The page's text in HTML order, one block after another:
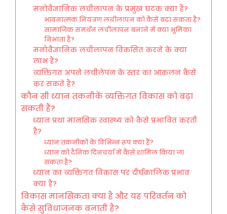
मनोवैज्ञानिक लचीलापन के प्रमुख घटक क्या हैं?
भावनात्मक नियंत्रण लचीलापन को कैसे बढ़ा सकता है?
सामाजिक समर्थन लचीलापन बनाने में क्या भूमिका
निभाता है?
मनोवैज्ञानिक लचीलापन विकसित करने के क्या
लाभ हैं?
व्यक्तिगत अपने लचीलेपन के स्तर का आकलन कैसे
कर सकते हैं?
कौन सी ध्यान तकनीकें व्यक्तिगत विकास को बढ़ा
सकती हैं?
ध्यान प्रथा मानसिक स्वास्थ्य को कैसे प्रभावित करती
है?
ध्यान तकनीकों के विभिन्न रूप क्या हैं?
ध्यान को दैनिक दिनचर्या में कैसे शामिल किया जा
सकता है?
ध्यान का व्यक्तिगत विकास पर दीर्घकालिक प्रभाव
क्या है?
विकास मानसिकता क्या है और यह परिवर्तन को
कैसे सुविधाजनक बनाती है?